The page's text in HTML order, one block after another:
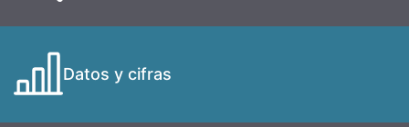
Datos y cifras